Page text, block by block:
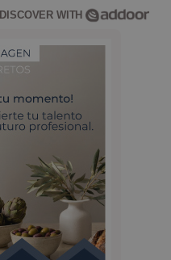
DISCOVER WITH